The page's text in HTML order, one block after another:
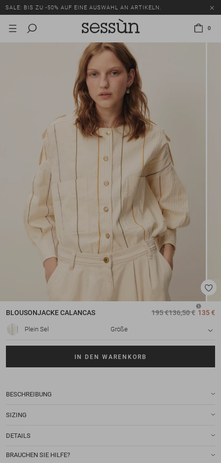
SALE: BIS ZU -50% AUF EINE AUSWAHL AN ARTIKELN.
0
BLOUSONJACKECALANCAS 195 €136,50 € 135 €
Plein Sel Größe
IN DEN WARENKORB
BESCHREIBUNG
SIZING
DETAILS
BRAUCHEN SIE HILFE?